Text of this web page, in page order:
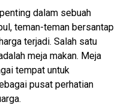
dalam sebuah
teman-teman bersantap
terjadi. Salah satu
meja makan. Meja
tempat untuk
pusat perhatian